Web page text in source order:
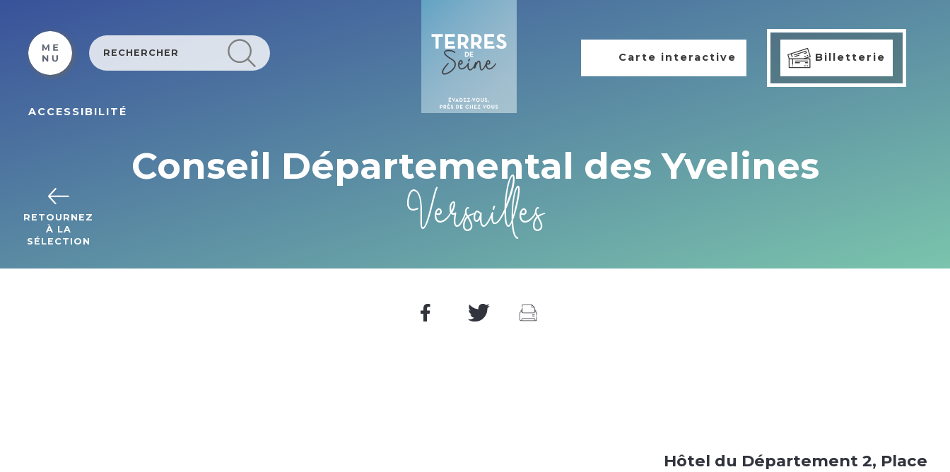
ACCESSIBILITÉ
Carte interactive Billetterie
RETOURNEZ
À LA
SÉLECTION
Conseil Départemental des Yvelines
Versailles
Hôtel du Département 2, Place